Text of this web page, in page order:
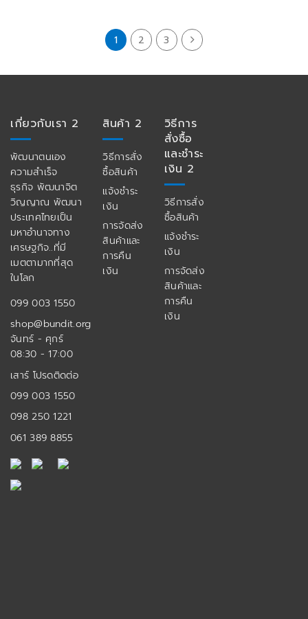
1 2 3
เกี่ยวกับเรา 2
พัฒนาตนเอง
ความสำเร็จ
ธุรกิจ พัฒนาจิต
วิญญาณ พัฒนา
ประเทศไทยเป็น
มหาอำนาจทาง
เศรษฐกิจ..ที่มี
เมตตามากที่สุด
ในโลก
099 003 1550
shop@bundit.org
จันทร์ - ศุกร์
08:30 - 17:00
เสาร์ โปรดติดต่อ
099 003 1550
098 250 1221
061 389 8855
สินค้า 2
วิธีการสั่ง
ซื้อสินค้า
แจ้งชำระ
เงิน
การจัดส่ง
สินค้าและ
การคืน
เงิน
วิธีการ
สั่งซื้อ
และชำระ
เงิน 2
วิธีการสั่ง
ซื้อสินค้า
แจ้งชำระ
เงิน
การจัดส่ง
สินค้าและ
การคืน
เงิน